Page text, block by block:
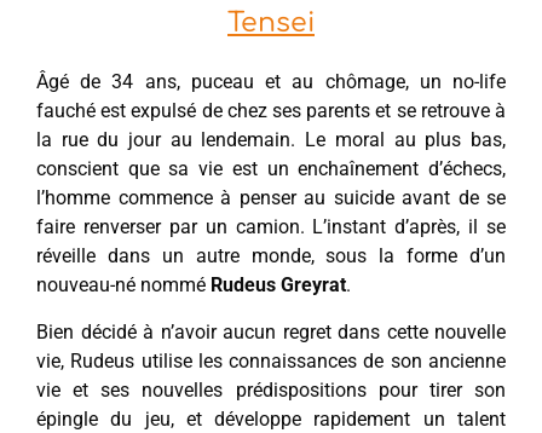
Tensei
Âgé de 34 ans, puceau et au chômage, un no-life
fauché est expulsé de chez ses parents et se retrouve à
la rue du jour au lendemain. Le moral au plus bas,
conscient que sa vie est un enchaînement d’échecs,
l’homme commence à penser au suicide avant de se
faire renverser par un camion. L’instant d’après, il se
réveille dans un autre monde, sous la forme d’un
nouveau-né nommé Rudeus Greyrat.
Bien décidé à n’avoir aucun regret dans cette nouvelle
vie, Rudeus utilise les connaissances de son ancienne
vie et ses nouvelles prédispositions pour tirer son
épingle du jeu, et développe rapidement un talent